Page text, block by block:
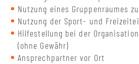
Nutzung eines Gruppenraumes
Nutzung der Sport- und
Hilfestellung bei der
(ohne Gewähr)
Ansprechpartner vor Ort